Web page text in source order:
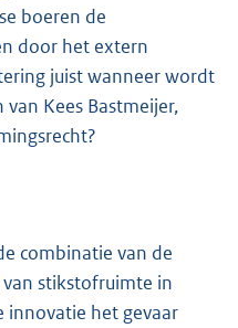
boeren de
door het extern
juist wanneer wordt
Kees Bastmeijer,
combinatie van de
stikstofruimte in
innovatie het gevaar